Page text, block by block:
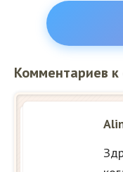
Комментариев к